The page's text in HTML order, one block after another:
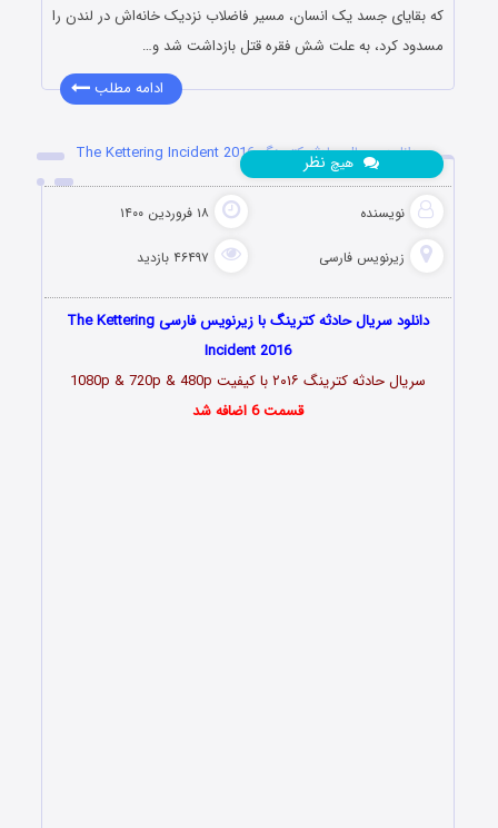
که بقایای جسد یک انسان، مسیر فاضلاب نزدیک خانه‌اش در لندن را
مسدود کرد، به علت شش فقره قتل بازداشت شد و…
ادامه مطلب
دانلود سریال حادثه کترینگ The Kettering Incident 2016
نویسنده ۱۸ فروردین ۱۴۰۰
زیرنویس فارسی ۴۶۴۹۷ بازدید
هیچ نظر
دانلود سریال حادثه کترینگ با زیرنویس فارسی The Kettering
Incident 2016
سریال حادثه کترینگ ۲۰۱۶با کیفیت 1080p & 720p & 480p
قسمت 6 اضافه شد